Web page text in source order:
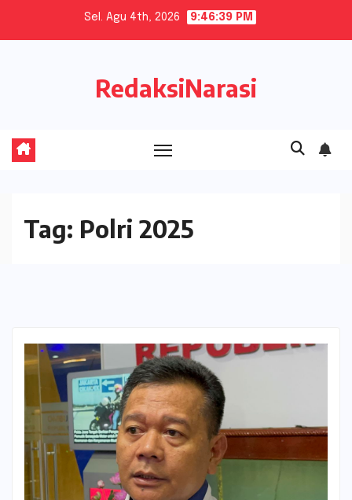
Sel. Agu 4th, 2026 9:46:39 PM
RedaksiNarasi
Tag: Polri 2025